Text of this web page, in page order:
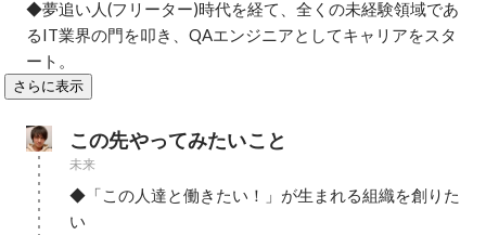
◆夢追い人(フリーター)時代を経て、全くの未経験領域であ
るIT業界の門を叩き、QAエンジニアとしてキャリアをスタ
ート。
さらに表示
この先やってみたいこと
未来
◆「この人達と働きたい！」が生まれる組織を創りた
い